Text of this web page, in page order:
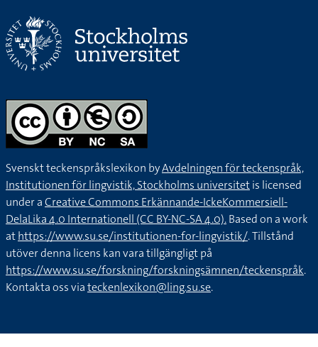
Svenskt teckenspråkslexikon byAvdelningen för teckenspråk,
Institutionen för lingvistik, Stockholms universitetis licensed
under aCreative Commons Erkännande-IckeKommersiell-
DelaLika 4.0 Internationell (CC BY-NC-SA 4.0).Based on a work
athttps://www.su.se/institutionen-for-lingvistik/. Tillstånd
utöver denna licens kan vara tillgängligt på
https://www.su.se/forskning/forskningsämnen/teckenspråk.
Kontakta oss viateckenlexikon@ling.su.se.